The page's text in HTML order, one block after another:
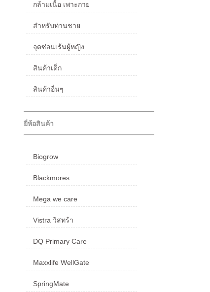
กล้ามเนื้อ เพาะกาย
สำหรับท่านชาย
จุดซ่อนเร้นผู้หญิง
สินค้าเด็ก
สินค้าอื่นๆ
ยี่ห้อสินค้า
Biogrow
Blackmores
Mega we care
Vistra วิสทร้า
DQ Primary Care
Maxxlife WellGate
SpringMate